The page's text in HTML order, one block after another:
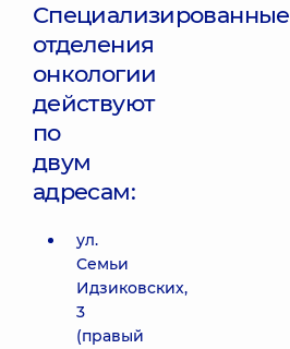
Специализированные
отделения
онкологии
действуют
по
двум
адресам:
ул.
Семьи
Идзиковских,
3
(правый